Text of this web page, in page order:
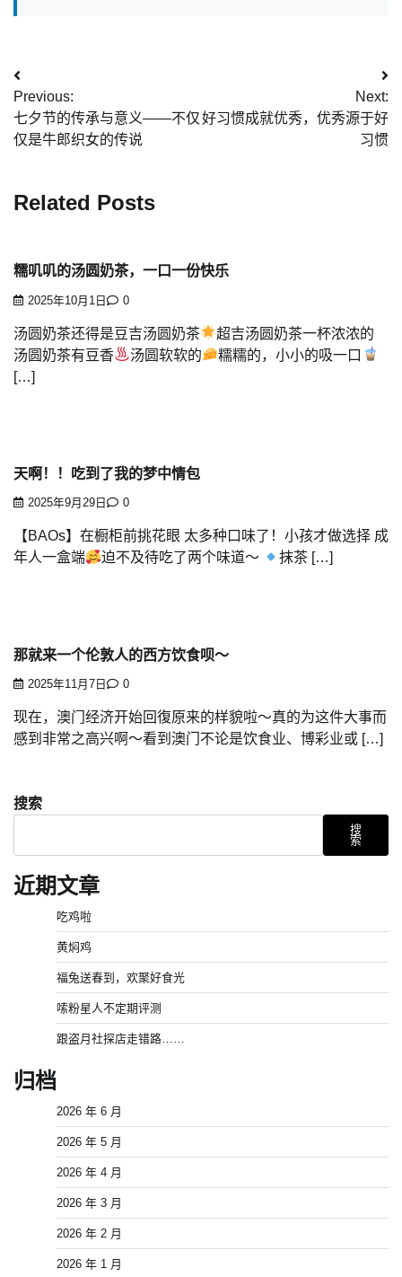
文
章
导
Previous:
七夕节的传承与意义——不仅
仅是牛郎织女的传说
Next:
好习惯成就优秀，优秀源于好
习惯
Related Posts
糯叽叽的汤圆奶茶，一口一份快乐
2025年10月1日 0
汤圆奶茶还得是豆吉汤圆奶茶
超吉汤圆奶茶一杯浓浓的
汤圆奶茶有豆香
汤圆软软的
糯糯的，小小的吸一口
[…]
天啊！！吃到了我的梦中情包
2025年9月29日 0
【BAOs】在橱柜前挑花眼 太多种口味了！小孩才做选择 成
年人一盒端
迫不及待吃了两个味道～ 抹茶 […]
那就来一个伦敦人的西方饮食呗～
2025年11月7日 0
现在，澳门经济开始回復原来的样貌啦～真的为这件大事而
感到非常之高兴啊～看到澳门不论是饮食业、博彩业或 […]
搜索
搜
索
近期文章
吃鸡啦
黄焖鸡
福兔送春到，欢聚好食光
嗦粉星人不定期评测
跟盗月社探店走错路……
归档
2026 年 6 月
2026 年 5 月
2026 年 4 月
2026 年 3 月
2026 年 2 月
2026 年 1 月